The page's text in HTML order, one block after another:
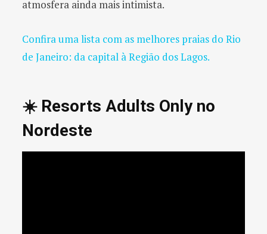
atmosfera ainda mais intimista.
Confira uma lista com as melhores praias do Rio
de Janeiro: da capital à Região dos Lagos.
☀️ Resorts Adults Only no
Nordeste